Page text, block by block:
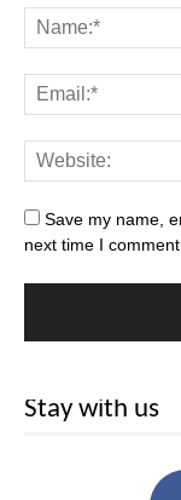
Save my name,
next time I comment.
Stay with us